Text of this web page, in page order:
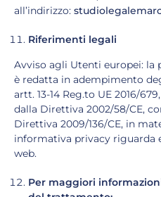
all’indirizzo:
Riferimenti legali
Avviso agli Utenti europei:
è redatta in adempimento
artt. 13-14 Reg.to UE 2016/
dalla Direttiva 2002/58/CE,
Direttiva 2009/136/CE, in
informativa privacy riguarda
web.
Per maggiori